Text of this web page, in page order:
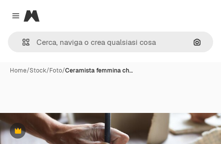
Close menu
Magnific
Cerca
Home/Stock/Foto/Ceramista femmina ch…
Premium